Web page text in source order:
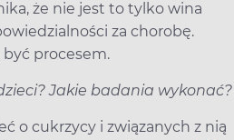
że nie jest to tylko wina
za chorobę.
procesem.
Jakie badania wykonać?
o cukrzycy i związanych z nią